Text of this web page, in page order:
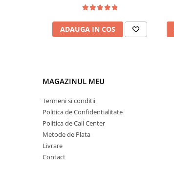
ADAUGA IN COS
MAGAZINUL MEU
Termeni si conditii
Politica de Confidentialitate
Politica de Call Center
Metode de Plata
Livrare
Contact